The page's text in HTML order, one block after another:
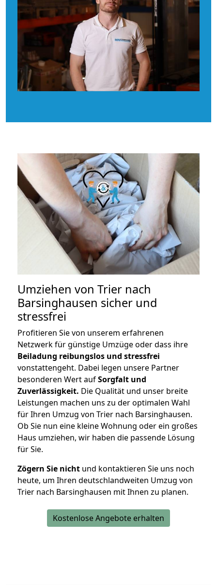
Umziehen von Trier nach
Barsinghausen sicher und
stressfrei
Profitieren Sie von unserem erfahrenen
Netzwerk für günstige Umzüge oder dass ihre
Beiladung reibungslos und stressfrei
vonstattengeht. Dabei legen unsere Partner
besonderen Wert aufSorgfalt und
Zuverlässigkeit. Die Qualität und unser breite
Leistungen machen uns zu der optimalen Wahl
für Ihren Umzug von Trier nach Barsinghausen.
Ob Sie nun eine kleine Wohnung oder ein großes
Haus umziehen, wir haben die passende Lösung
für Sie.
Zögern Sie nicht und kontaktieren Sie uns noch
heute, um Ihren deutschlandweiten Umzug von
Trier nach Barsinghausen mit Ihnen zu planen.
Kostenlose Angebote erhalten